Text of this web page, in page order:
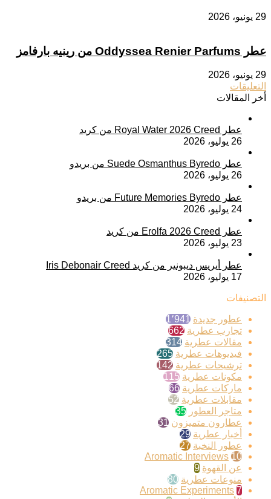
29 يونيو، 2026
عطر Oddyssea Renier Parfums من رينيه بارفامز
29 يونيو، 2026
التعليقات
أخر المقالات
عطر Royal Water 2026 Creed من كريد
26 يوليو، 2026
عطر Suede Osmanthus Byredo من بريدو
26 يوليو، 2026
عطر Future Memories Byredo من بريدو
24 يوليو، 2026
عطر Erolfa 2026 Creed من كريد
23 يوليو، 2026
عطر أيريس ديبونير من كريد Iris Debonair Creed
17 يوليو، 2026
التصنيفات
عطور جديدة 1٬941
تجارب عطرية 662
مقالات عطرية 314
فيديوهات عطرية 265
ترشيحات عطرية 142
مكونات عطرية 115
ماركات عطرية 66
مقابلات عطرية 52
متاجر العطور 35
عطارون متميزون 31
أخبار عطرية 29
عطور النخبة 27
Aromatic Interviews 10
عن القهوة 9
منوعات عطرية 80
Aromatic Experiments 7